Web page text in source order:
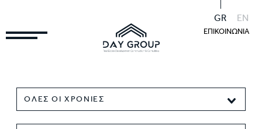
ΕΠΙΚΟΙΝΩΝΙΑ
GR EN
ΟΛΕΣ ΟΙ ΧΡΟΝΙΕΣ